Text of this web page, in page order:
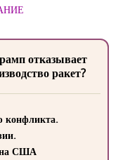
отказывает
ракет?
конфликта.
на США